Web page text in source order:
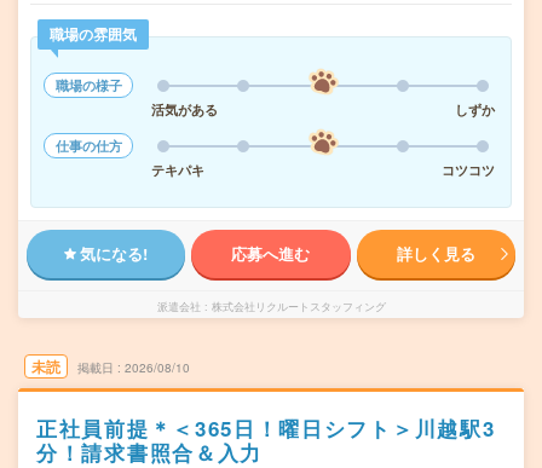
職場の雰囲気
職場の様子
活気がある
しずか
仕事の仕方
テキパキ
コツコツ
気になる! 応募へ進む 詳しく見る
派遣会社 株式会社リクルートスタッフィング
未読 掲載日 2026/08/10
正社員前提＊＜365日！曜日シフト＞川越駅3
分！請求書照合＆入力